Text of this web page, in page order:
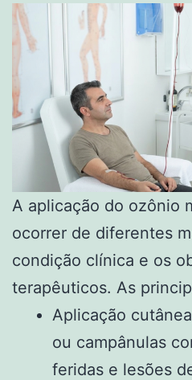
A aplicação do ozônio
ocorrer de diferentes
condição clínica e os
terapêuticos. As
Aplicação
ou campânulas
feridas e lesões